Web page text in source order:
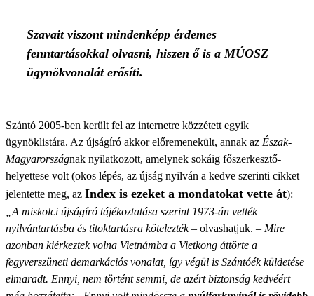
Szavait viszont mindenképp érdemes
fenntartásokkal olvasni, hiszen ő is a MÚOSZ
ügynökvonalát erősíti.
Szántó 2005-ben került fel az internetre közzétett egyik
ügynöklistára. Az újságíró akkor előremenekült, annak az Észak-
Magyarországnak nyilatkozott, amelynek sokáig főszerkesztő-
helyettese volt (okos lépés, az újság nyilván a kedve szerinti cikket
jelentette meg, az Index is ezeket a mondatokat vette át):
„A miskolci újságíró tájékoztatása szerint 1973-án vették
nyilvántartásba és titoktartásra kötelezték– olvashatjuk. – Mire
azonban kiérkeztek volna Vietnámba a Vietkong áttörte a
fegyverszüneti demarkációs vonalat, így végül is Szántóék küldetése
elmaradt. Ennyi, nem történt semmi, de azért biztonság kedvéért